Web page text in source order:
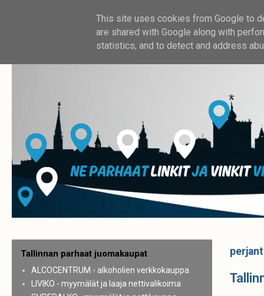
Tallinnan parhaat juomakaupat
ALCOCENTRUM - alkoholien verkkokauppa
LIVIKO - myymälät ja laaja nettivalikoima
This site uses cookies from Google to
are shared with Google along with
statistics, and to detect and address